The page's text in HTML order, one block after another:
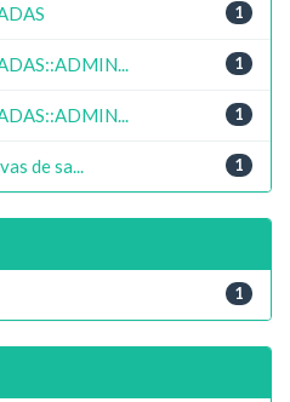
1
1
1
1
de sa...
1